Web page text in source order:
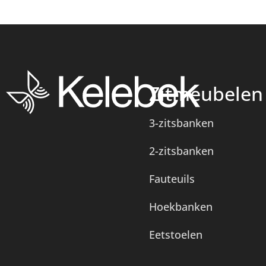
Zitmeubelen
3-zitsbanken
2-zitsbanken
Fauteuils
Hoekbanken
Eetstoelen